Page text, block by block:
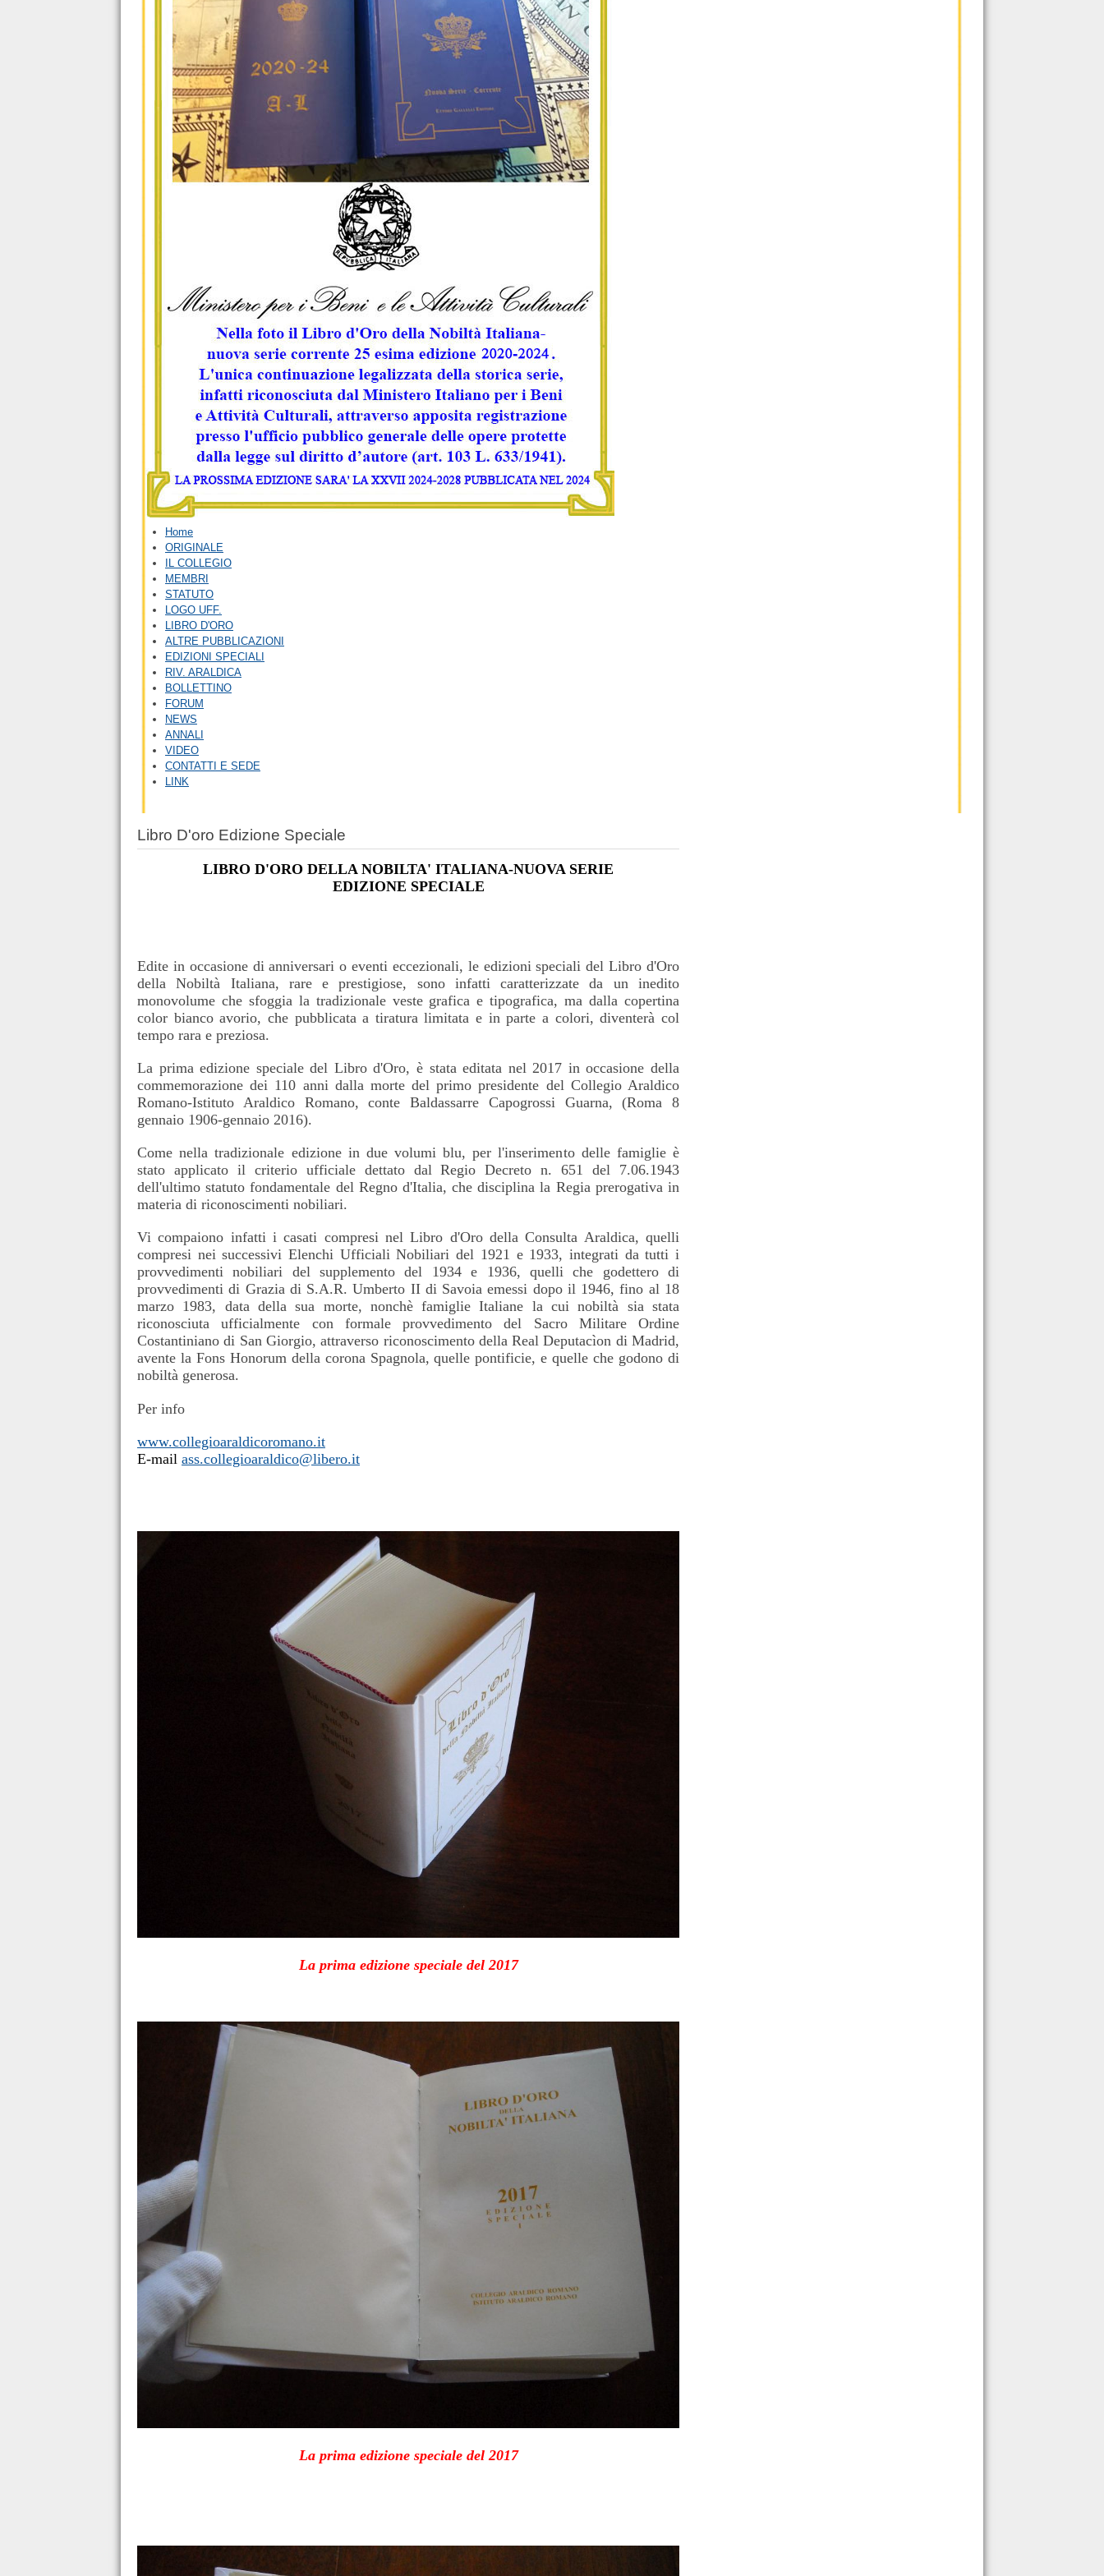
Home
ORIGINALE
IL COLLEGIO
MEMBRI
STATUTO
LOGO UFF.
LIBRO D'ORO
ALTRE PUBBLICAZIONI
EDIZIONI SPECIALI
RIV. ARALDICA
BOLLETTINO
FORUM
NEWS
ANNALI
VIDEO
CONTATTI E SEDE
LINK
Libro D'oro Edizione Speciale
LIBRO D'ORO DELLA NOBILTA' ITALIANA-NUOVA SERIE
EDIZIONE SPECIALE
Edite in occasione di anniversari o eventi eccezionali, le edizioni speciali del Libro d'Oro
della Nobiltà Italiana, rare e prestigiose, sono infatti caratterizzate da un inedito
monovolume che sfoggia la tradizionale veste grafica e tipografica, ma dalla copertina
color bianco avorio, che pubblicata a tiratura limitata e in parte a colori, diventerà col
tempo rara e preziosa.
La prima edizione speciale del Libro d'Oro, è stata editata nel 2017 in occasione della
commemorazione dei 110 anni dalla morte del primo presidente del Collegio Araldico
Romano-Istituto Araldico Romano, conte Baldassarre Capogrossi Guarna, (Roma 8
gennaio 1906-gennaio 2016).
Come nella tradizionale edizione in due volumi blu, per l'inserimento delle famiglie è
stato applicato il criterio ufficiale dettato dal Regio Decreto n. 651 del 7.06.1943
dell'ultimo statuto fondamentale del Regno d'Italia, che disciplina la Regia prerogativa in
materia di riconoscimenti nobiliari.
Vi compaiono infatti i casati compresi nel Libro d'Oro della Consulta Araldica, quelli
compresi nei successivi Elenchi Ufficiali Nobiliari del 1921 e 1933, integrati da tutti i
provvedimenti nobiliari del supplemento del 1934 e 1936, quelli che godettero di
provvedimenti di Grazia di S.A.R. Umberto II di Savoia emessi dopo il 1946, fino al 18
marzo 1983, data della sua morte, nonchè famiglie Italiane la cui nobiltà sia stata
riconosciuta ufficialmente con formale provvedimento del Sacro Militare Ordine
Costantiniano di San Giorgio, attraverso riconoscimento della Real Deputacìon di Madrid,
avente la Fons Honorum della corona Spagnola, quelle pontificie, e quelle che godono di
nobiltà generosa.
Per info
www.collegioaraldicoromano.it
E-mail ass.collegioaraldico@libero.it
La prima edizione speciale del 2017
La prima edizione speciale del 2017